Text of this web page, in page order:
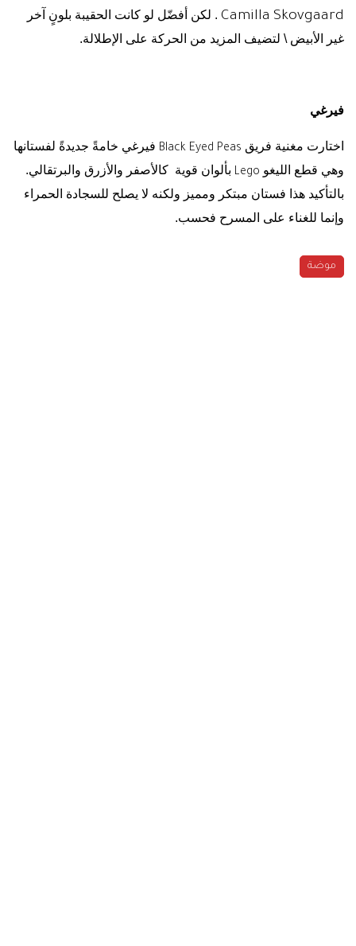
Camilla Skovgaard . لكن أفضّل لو كانت الحقيبة بلونٍ آخر
غير الأبيض \ لتضيف المزيد من الحركة على الإطلالة.
فيرغي
اختارت مغنية فريق Black Eyed Peas فيرغي خامةً جديدةً لفستانها
وهي قطع الليغو Lego بألوان قوية كالأصفر والأزرق والبرتقالي.
بالتأكيد هذا فستان مبتكر ومميز ولكنه لا يصلح للسجادة الحمراء
وإنما للغناء على المسرح فحسب.
موضة